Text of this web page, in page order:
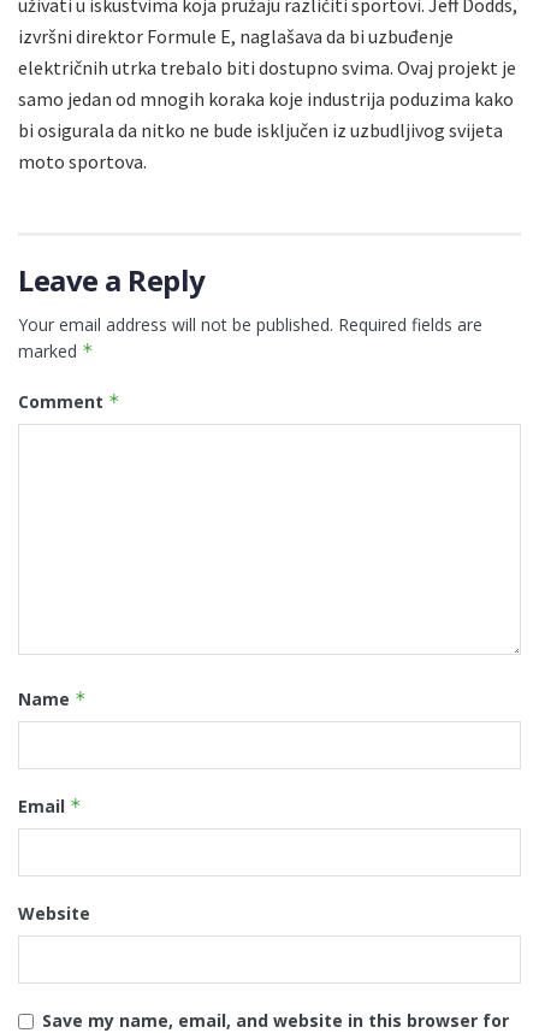
izvršni direktor Formule E, naglašava da bi uzbuđenje
električnih utrka trebalo biti dostupno svima. Ovaj projekt je
samo jedan od mnogih koraka koje industrija poduzima kako
bi osigurala da nitko ne bude isključen iz uzbudljivog svijeta
moto sportova.
Leave a Reply
Your email address will not be published. Required fields are
marked *
Comment *
Name *
Email *
Website
Save my name, email, and website in this browser for